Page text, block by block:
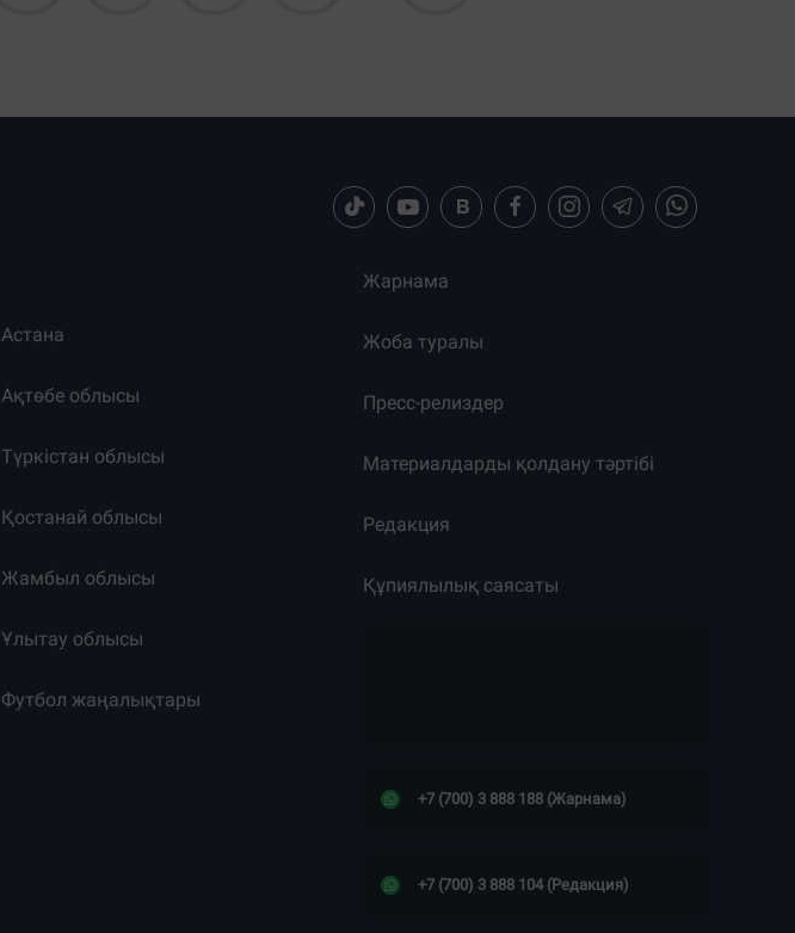
Астана
Ақтөбе облысы
Түркістан облысы
Қостанай облысы
Жамбыл облысы
Ұлытау облысы
Футбол жаңалықтары
Жарнама
Жоба туралы
Пресс-релиздер
Материалдарды қолдану тәртібі
Редакция
Құпиялылық саясаты
+7 (700) 3 888 188 (Жарнама)
+7 (700) 3 888 104 (Редакция)